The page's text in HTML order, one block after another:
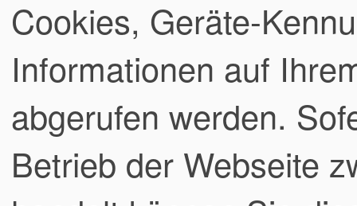
Cookies, Geräte-
Informationen auf
abgerufen werden.
Betrieb der Webseite